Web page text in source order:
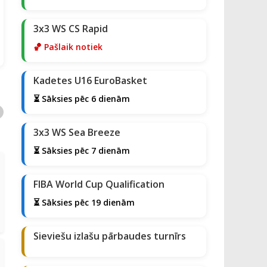
3x3 WS CS Rapid
🏀 Pašlaik notiek
Kadetes U16 EuroBasket
⏳ Sāksies pēc 6 dienām
3x3 WS Sea Breeze
⏳ Sāksies pēc 7 dienām
FIBA World Cup Qualification
⏳ Sāksies pēc 19 dienām
Sieviešu izlašu pārbaudes turnīrs